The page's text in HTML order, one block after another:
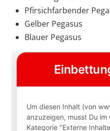
Pfirsichfarbender
Gelber Pegasus
Blauer Pegasus